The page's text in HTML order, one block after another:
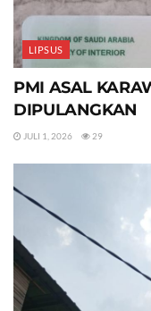
LIPSUS
PMI ASAL
DIPULANGKAN
JULI 1, 2026 29